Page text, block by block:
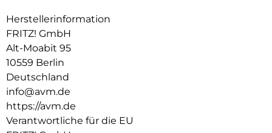
Erweiterung für anspruchsvolle WLAN-Umgebungen –
Robust im Außeneinsatz – einfache Einrichtung:
Der FRITZ!Repeater 1610 Outdoor überzeugt mit seinem
kompakten, nach IP54 zertifizierten Gehäuse bei Wind und
Wetter. Zwei im Lieferumfang enthaltene Adapter – weiß für
außen, rot für innen – ermöglichen eine einfache und stabile
Befestigung an unterschiedlichen Einsatzorten. Das
beiliegende flache LAN-Kabel lässt sich problemlos durch
Herstellerinformation
FRITZ! GmbH
Alt-Moabit 95
10559 Berlin
Deutschland
info@avm.de
https://avm.de
Verantwortliche für die EU